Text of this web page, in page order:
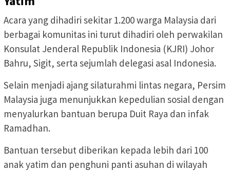
Acara yang dihadiri sekitar 1.200 warga Malaysia dari
berbagai komunitas ini turut dihadiri oleh perwakilan
Konsulat Jenderal Republik Indonesia (KJRI) Johor
Bahru, Sigit, serta sejumlah delegasi asal Indonesia.
Selain menjadi ajang silaturahmi lintas negara, Persim
Malaysia juga menunjukkan kepedulian sosial dengan
menyalurkan bantuan berupa Duit Raya dan infak
Ramadhan.
Bantuan tersebut diberikan kepada lebih dari 100
anak yatim dan penghuni panti asuhan di wilayah